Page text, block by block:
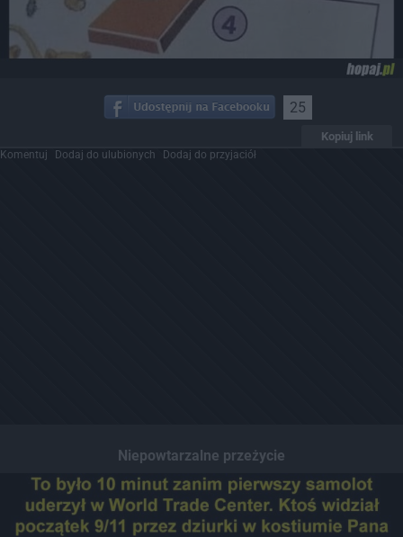
25
Kopiuj link
Komentuj Dodaj do ulubionych Dodaj do przyjaciół
Niepowtarzalne przeżycie